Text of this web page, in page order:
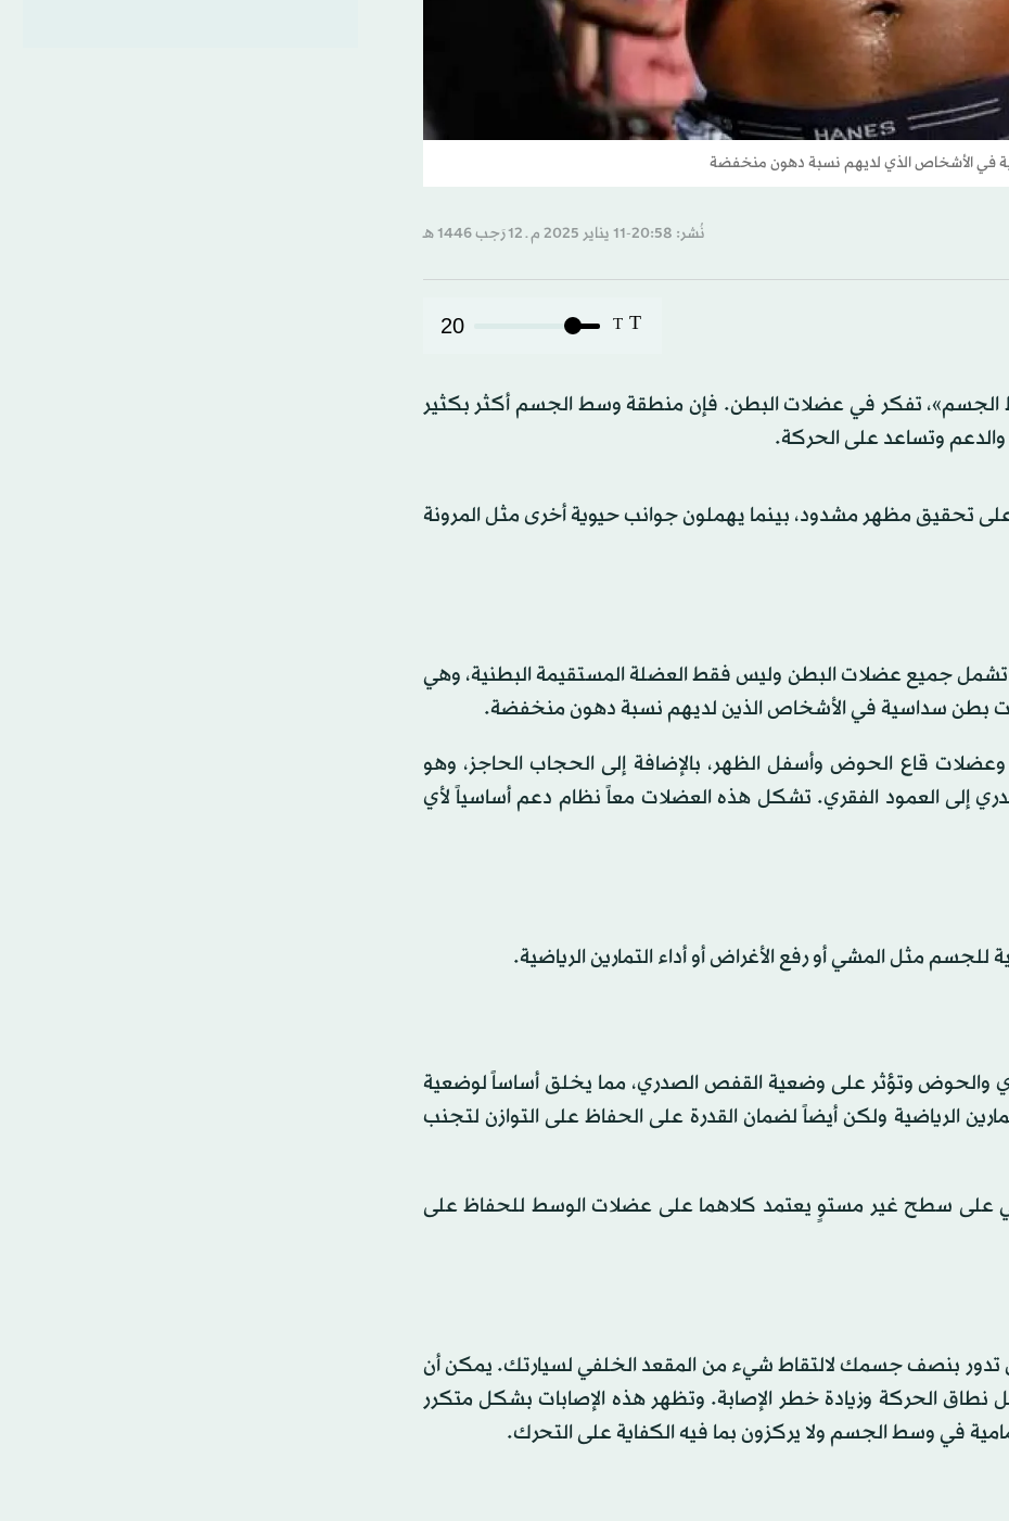
في الأشخاص الذي لديهم نسبة دهون منخفضة
نُشر: 20:58-11 يناير 2025 م ـ 12 رَجب 1446 هـ
T
T
20
تفكر في عضلات البطن. فإن منطقة وسط الجسم أكثر بكثير
والدعم وتساعد على الحركة.
تحقيق مظهر مشدود، بينما يهملون جوانب حيوية أخرى مثل المرونة
جميع عضلات البطن وليس فقط العضلة المستقيمة البطنية، وهي
بطن سداسية في الأشخاص الذين لديهم نسبة دهون منخفضة.
قاع الحوض وأسفل الظهر، بالإضافة إلى الحجاب الحاجز، وهو
إلى العمود الفقري. تشكل هذه العضلات معاً نظام دعم أساسياً لأي
مثل المشي أو رفع الأغراض أو أداء التمارين الرياضية.
وتؤثر على وضعية القفص الصدري، مما يخلق أساساً لوضعية
الرياضية ولكن أيضاً لضمان القدرة على الحفاظ على التوازن لتجنب
على سطح غير مستوٍ يعتمد كلاهما على عضلات الوسط للحفاظ على
تدور بنصف جسمك لالتقاط شيء من المقعد الخلفي لسيارتك. يمكن أن
نطاق الحركة وزيادة خطر الإصابة. وتظهر هذه الإصابات بشكل متكرر
في وسط الجسم ولا يركزون بما فيه الكفاية على التحرك.